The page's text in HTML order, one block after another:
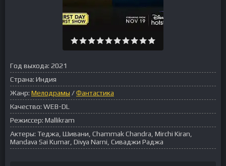
Год выхода: 2021
Страна: Индия
Жанр: Мелодрамы /Фантастика
Качество: WEB-DL
Режиссер: Mallikram
Актеры: Теджа, Шивани, Chammak Chandra, Mirchi Kiran,
Mandava Sai Kumar, Divya Narni, Сиваджи Раджа